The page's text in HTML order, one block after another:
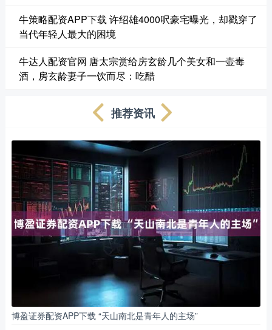
牛策略配资APP下载 许绍雄4000呎豪宅曝光，却戳穿了
当代年轻人最大的困境
牛达人配资官网 唐太宗赏给房玄龄几个美女和一壶毒
酒，房玄龄妻子一饮而尽：吃醋
推荐资讯
博盈证券配资APP下载 “天山南北是青年人的主场”